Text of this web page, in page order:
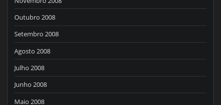
Outubro 2008
Setembro 2008
Agosto 2008
Julho 2008
Junho 2008
Maio 2008